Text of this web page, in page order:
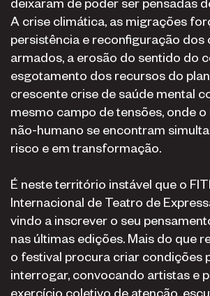
deixaram de poder ser pensadas
A crise climática, as migrações
persistência e reconfiguração dos
armados, a erosão do sentido do
esgotamento dos recursos do
crescente crise de saúde mental
mesmo campo de tensões, onde o
não-humano se encontram
risco e em transformação.
É neste território instável que o
Internacional de Teatro de
vindo a inscrever o seu
nas últimas edições. Mais do que
o festival procura criar condições
interrogar, convocando artistas e
exercício coletivo de atenção,